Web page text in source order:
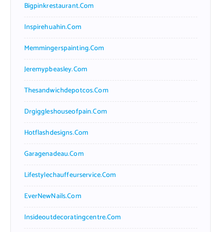
Bigpinkrestaurant.com
Inspirehuahin.com
Memmingerspainting.com
Jeremypbeasley.com
Thesandwichdepotcos.com
Drgiggleshouseofpain.com
Hotflashdesigns.com
Garagenadeau.com
Lifestylechauffeurservice.com
EverNewNails.com
Insideoutdecoratingcentre.com